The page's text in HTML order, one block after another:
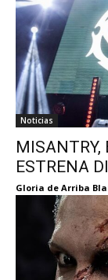
Noticias
MISANTRY,
ESTRENA
Gloria de Arriba